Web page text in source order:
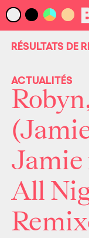
RÉSULTATS DE
ACTUALITÉS
Jamie
All